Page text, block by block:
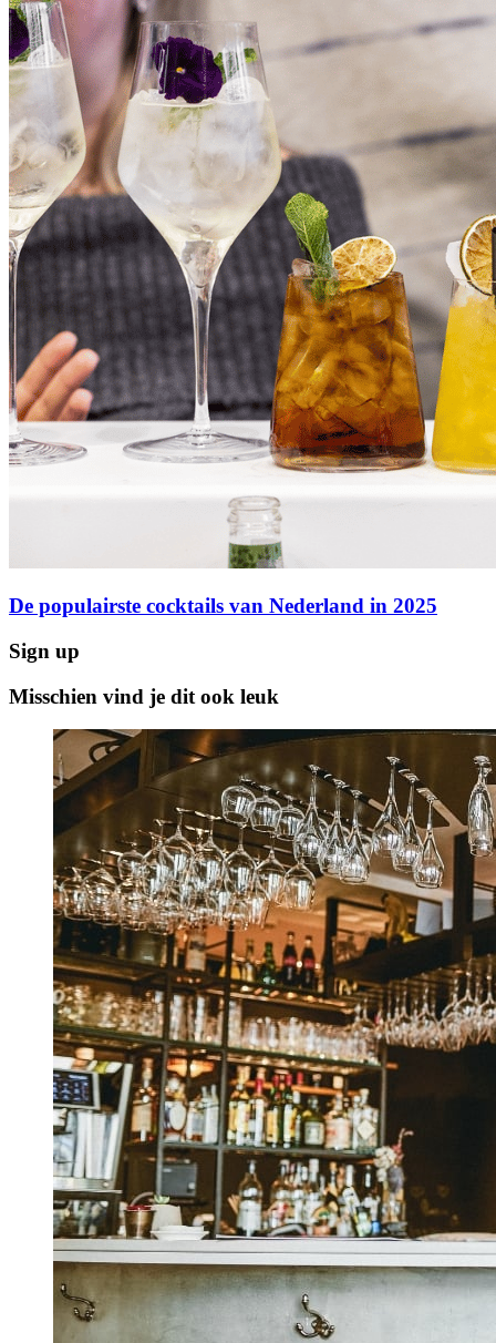
De populairste cocktails van Nederland in 2025
Sign up
Misschien vind je dit ook leuk